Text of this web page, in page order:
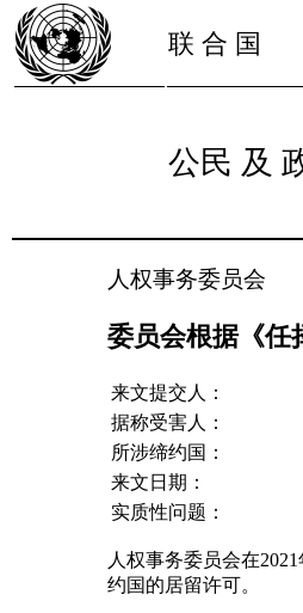
联 合 国
公民 及
人权事务委员会
委员会根据《任
来文提交人：
据称受害人：
所涉缔约国：
来文日期：
实质性问题：
人权事务委员会在
约国的居留许可。